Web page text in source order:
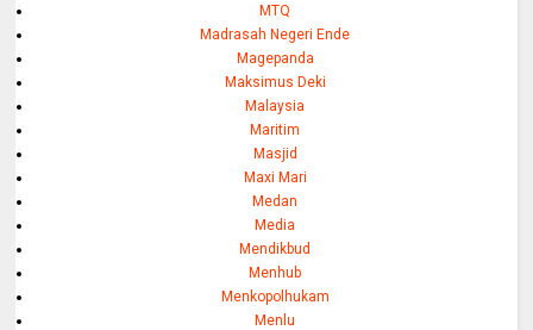
MTQ
Madrasah Negeri Ende
Magepanda
Maksimus Deki
Malaysia
Maritim
Masjid
Maxi Mari
Medan
Media
Mendikbud
Menhub
Menkopolhukam
Menlu